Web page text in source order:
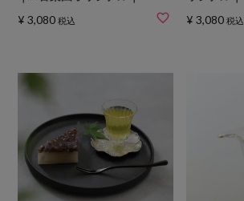
¥ 3,080 税込 ¥ 3,080 税込